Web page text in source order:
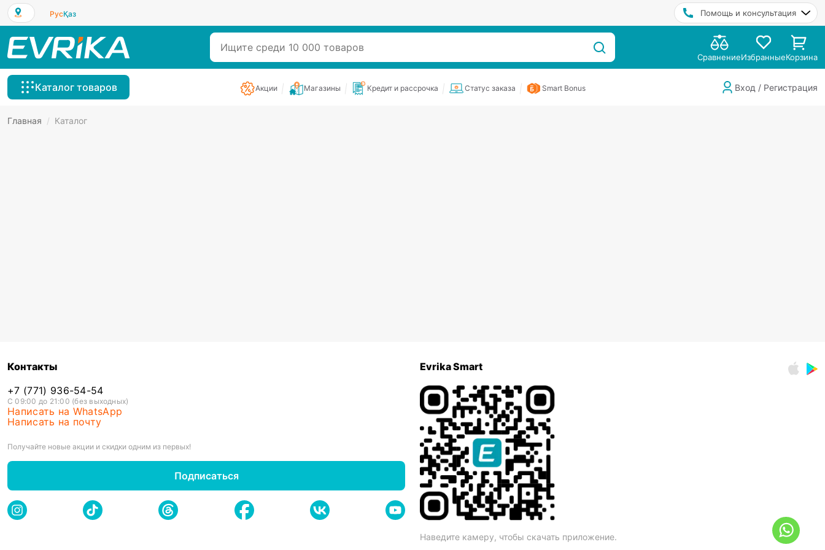
РусҚаз Помощь и консультация
СравнениеИзбранныеКорзина
Каталог товаров Акции Магазины Кредит и рассрочка Статус заказа Smart Bonus Вход / Регистрация
Главная / Каталог
Контакты
+7 (771) 936-54-54
С 09:00 до 21:00 (без выходных)
Написать на WhatsApp
Написать на почту
Получайте новые акции и скидки одним из первых!
Подписаться
Evrika Smart
Наведите камеру, чтобы скачать приложение.